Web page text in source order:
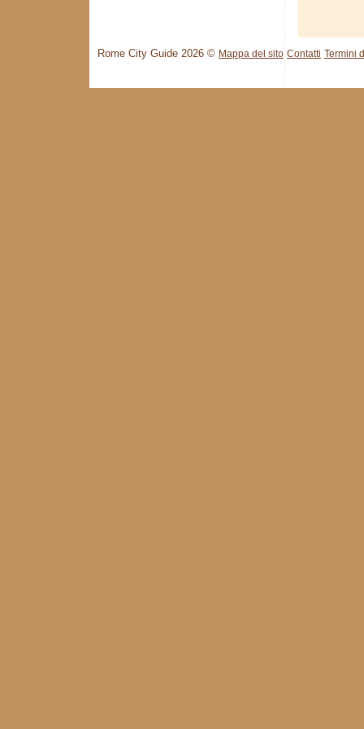
Rome City Guide 2026 © Mappa del sito Contatti Termini